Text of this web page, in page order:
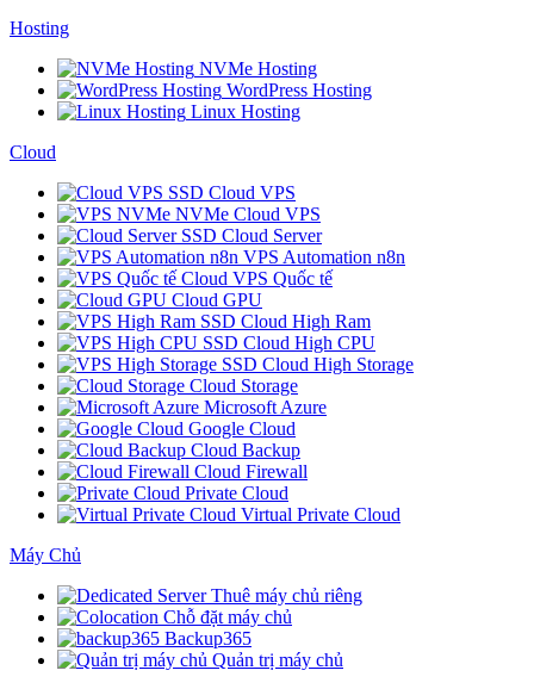
Hosting
NVMe Hosting
WordPress Hosting
Linux Hosting
Cloud
SSD Cloud VPS
NVMe Cloud VPS
SSD Cloud Server
VPS Automation n8n
Cloud VPS Quốc tế
Cloud GPU
SSD Cloud High Ram
SSD Cloud High CPU
SSD Cloud High Storage
Cloud Storage
Microsoft Azure
Google Cloud
Cloud Backup
Cloud Firewall
Private Cloud
Virtual Private Cloud
Máy Chủ
Thuê máy chủ riêng
Chỗ đặt máy chủ
Backup365
Quản trị máy chủ